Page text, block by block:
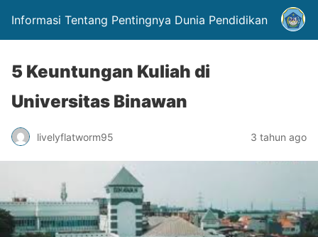
Informasi Tentang Pentingnya Dunia Pendidikan
5 Keuntungan Kuliah di
Universitas Binawan
livelyflatworm95 3 tahun ago